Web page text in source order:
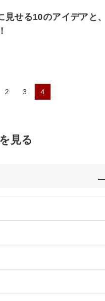
見せる10のアイデアと
2 3 4
見る